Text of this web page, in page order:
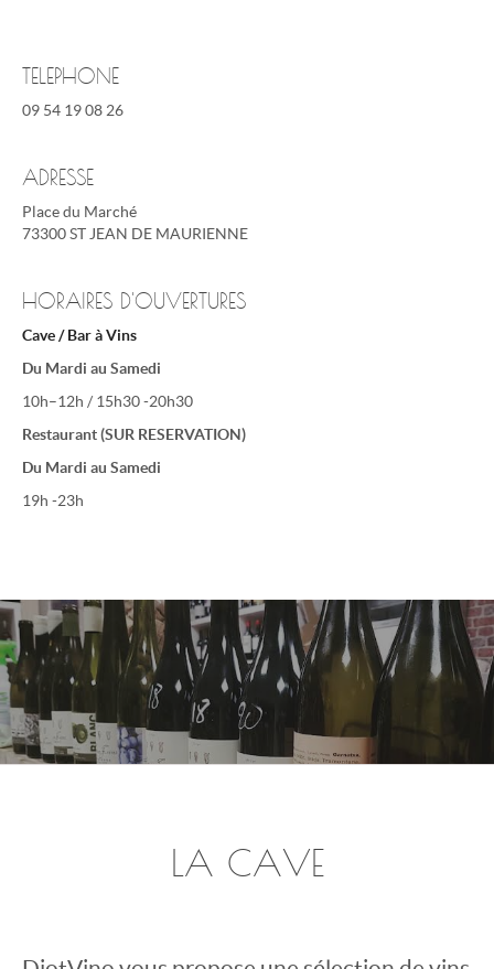
TELEPHONE
09 54 19 08 26
ADRESSE
Place du Marché
73300 ST JEAN DE MAURIENNE
HORAIRES D'OUVERTURES
Cave / Bar à Vins
Du Mardi au Samedi
10h–12h / 15h30 -20h30
Restaurant (SUR RESERVATION)
Du Mardi au Samedi
19h -23h
LA CAVE